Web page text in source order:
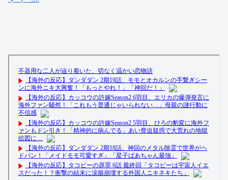
【速報】乃木坂5期生、すぐベロを「こう」やってシてし